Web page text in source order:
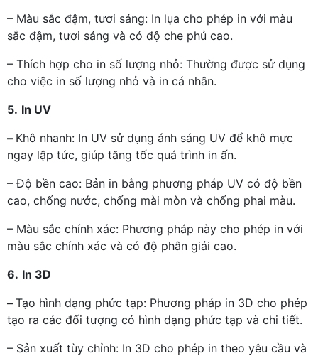
– Màu sắc đậm, tươi sáng: In lụa cho phép in với màu
sắc đậm, tươi sáng và có độ che phủ cao.
– Thích hợp cho in số lượng nhỏ: Thường được sử dụng
cho việc in số lượng nhỏ và in cá nhân.
5. In UV
– Khô nhanh: In UV sử dụng ánh sáng UV để khô mực
ngay lập tức, giúp tăng tốc quá trình in ấn.
– Độ bền cao: Bản in bằng phương pháp UV có độ bền
cao, chống nước, chống mài mòn và chống phai màu.
– Màu sắc chính xác: Phương pháp này cho phép in với
màu sắc chính xác và có độ phân giải cao.
6. In 3D
– Tạo hình dạng phức tạp: Phương pháp in 3D cho phép
tạo ra các đối tượng có hình dạng phức tạp và chi tiết.
– Sản xuất tùy chỉnh: In 3D cho phép in theo yêu cầu và